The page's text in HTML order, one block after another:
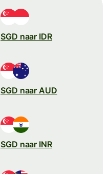
SGD naar IDR
SGD naar AUD
SGD naar INR